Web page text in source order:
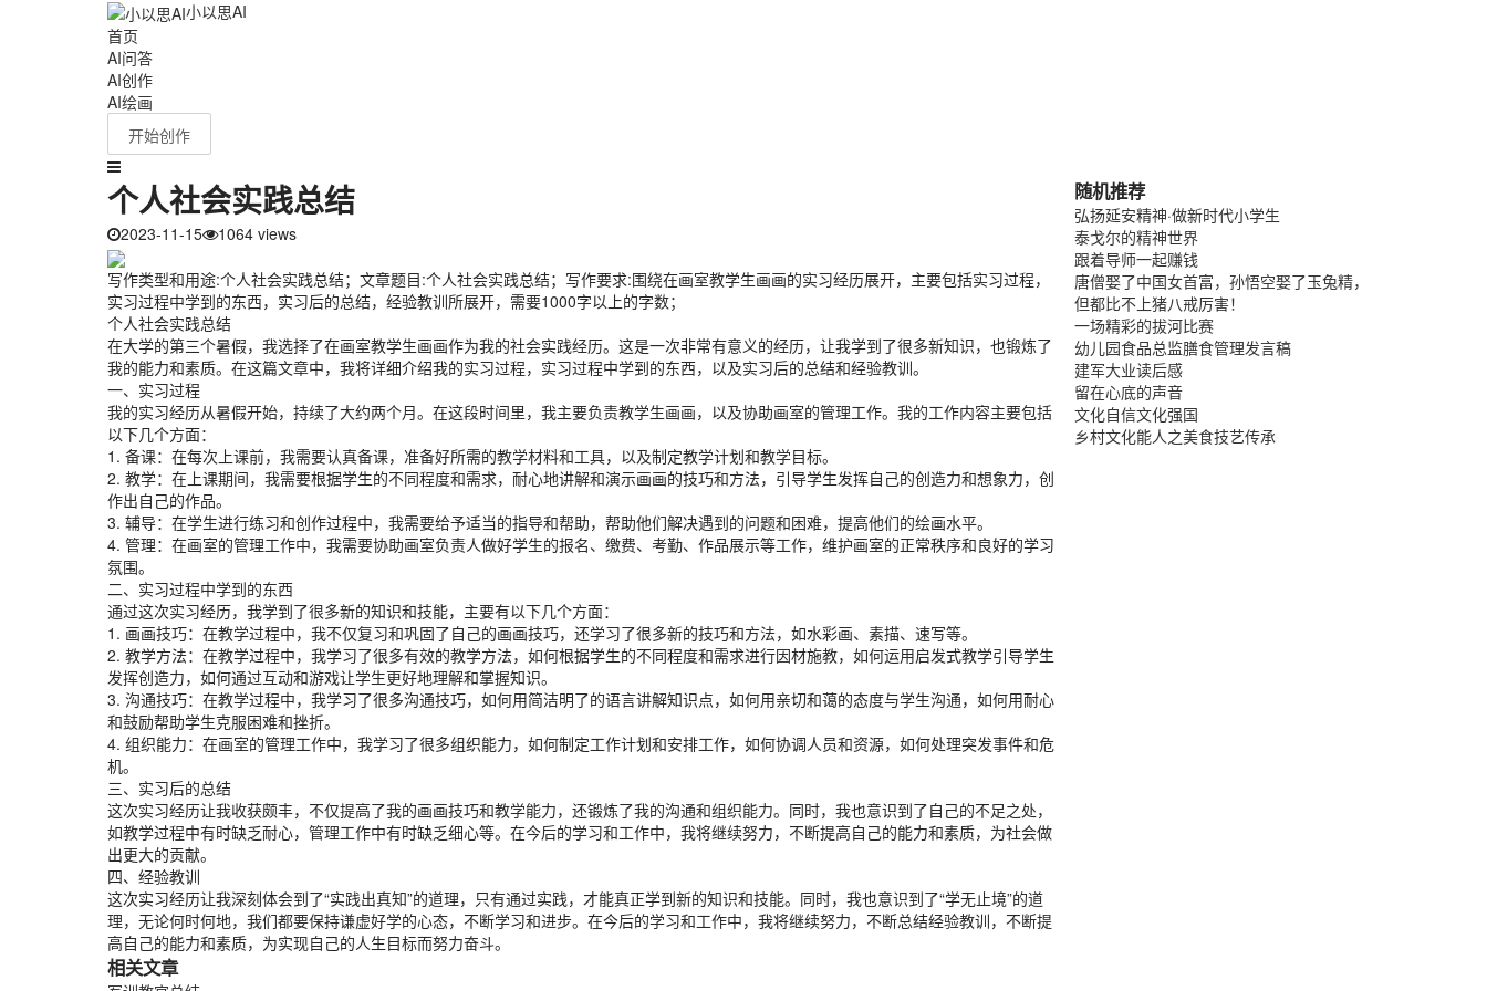
小以思AI
首页
AI问答
AI创作
AI绘画
开始创作
个人社会实践总结
2023-11-15 1064 views
写作类型和用途:个人社会实践总结；文章题目:个人社会实践总结；写作要求:围绕在画室教学生画画的实习经历展开，主要包括实习过程，
实习过程中学到的东西，实习后的总结，经验教训所展开，需要1000字以上的字数；
个人社会实践总结
在大学的第三个暑假，我选择了在画室教学生画画作为我的社会实践经历。这是一次非常有意义的经历，让我学到了很多新知识，也锻炼了
我的能力和素质。在这篇文章中，我将详细介绍我的实习过程，实习过程中学到的东西，以及实习后的总结和经验教训。
一、实习过程
我的实习经历从暑假开始，持续了大约两个月。在这段时间里，我主要负责教学生画画，以及协助画室的管理工作。我的工作内容主要包括
以下几个方面：
1. 备课：在每次上课前，我需要认真备课，准备好所需的教学材料和工具，以及制定教学计划和教学目标。
2. 教学：在上课期间，我需要根据学生的不同程度和需求，耐心地讲解和演示画画的技巧和方法，引导学生发挥自己的创造力和想象力，创
作出自己的作品。
3. 辅导：在学生进行练习和创作过程中，我需要给予适当的指导和帮助，帮助他们解决遇到的问题和困难，提高他们的绘画水平。
4. 管理：在画室的管理工作中，我需要协助画室负责人做好学生的报名、缴费、考勤、作品展示等工作，维护画室的正常秩序和良好的学习
氛围。
二、实习过程中学到的东西
通过这次实习经历，我学到了很多新的知识和技能，主要有以下几个方面：
1. 画画技巧：在教学过程中，我不仅复习和巩固了自己的画画技巧，还学习了很多新的技巧和方法，如水彩画、素描、速写等。
2. 教学方法：在教学过程中，我学习了很多有效的教学方法，如何根据学生的不同程度和需求进行因材施教，如何运用启发式教学引导学生
发挥创造力，如何通过互动和游戏让学生更好地理解和掌握知识。
3. 沟通技巧：在教学过程中，我学习了很多沟通技巧，如何用简洁明了的语言讲解知识点，如何用亲切和蔼的态度与学生沟通，如何用耐心
和鼓励帮助学生克服困难和挫折。
4. 组织能力：在画室的管理工作中，我学习了很多组织能力，如何制定工作计划和安排工作，如何协调人员和资源，如何处理突发事件和危
机。
三、实习后的总结
这次实习经历让我收获颇丰，不仅提高了我的画画技巧和教学能力，还锻炼了我的沟通和组织能力。同时，我也意识到了自己的不足之处，
如教学过程中有时缺乏耐心，管理工作中有时缺乏细心等。在今后的学习和工作中，我将继续努力，不断提高自己的能力和素质，为社会做
出更大的贡献。
四、经验教训
这次实习经历让我深刻体会到了“实践出真知”的道理，只有通过实践，才能真正学到新的知识和技能。同时，我也意识到了“学无止境”的道
理，无论何时何地，我们都要保持谦虚好学的心态，不断学习和进步。在今后的学习和工作中，我将继续努力，不断总结经验教训，不断提
高自己的能力和素质，为实现自己的人生目标而努力奋斗。
相关文章
随机推荐
弘扬延安精神·做新时代小学生
泰戈尔的精神世界
跟着导师一起赚钱
唐僧娶了中国女首富，孙悟空娶了玉兔精，
但都比不上猪八戒厉害！
一场精彩的拔河比赛
幼儿园食品总监膳食管理发言稿
建军大业读后感
留在心底的声音
文化自信文化强国
乡村文化能人之美食技艺传承